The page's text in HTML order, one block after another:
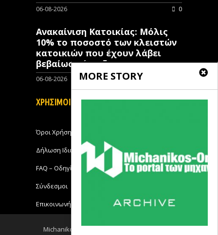
MORE STORY
06-08-2026 0
Ανακαίνιση Κατοικίας: Μόλις
10% το ποσοστό των κλειστών
κατοικιών που έχουν λάβει
βεβαίωση ένταξης
06-08-2026
ΧΡΗΣΙΜΟΙ ΣΥΝΔΕΣΜΟΙ
Όροι Χρήσης
Δήλωση Ιδιωτικότητας
FAQ – Οδηγίες Χρήσης
Σύνδεσμοι
Επικοινωνήστε με το Michanikos-Online
Michanikos-Online 2018 - All Rights Reserved